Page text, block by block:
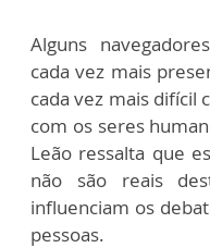
Alguns
cada vez mais
cada vez mais difícil
com os seres
Leão ressalta que
não são reais
influenciam os
pessoas.